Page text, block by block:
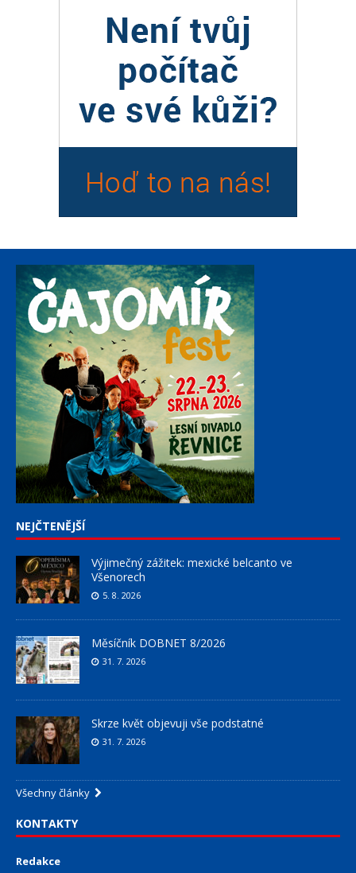
NEJČTENĚJŠÍ
Výjimečný zážitek: mexické belcanto ve
Všenorech
5. 8. 2026
Měsíčník DOBNET 8/2026
31. 7. 2026
Skrze květ objevuji vše podstatné
31. 7. 2026
Všechny články
KONTAKTY
Redakce